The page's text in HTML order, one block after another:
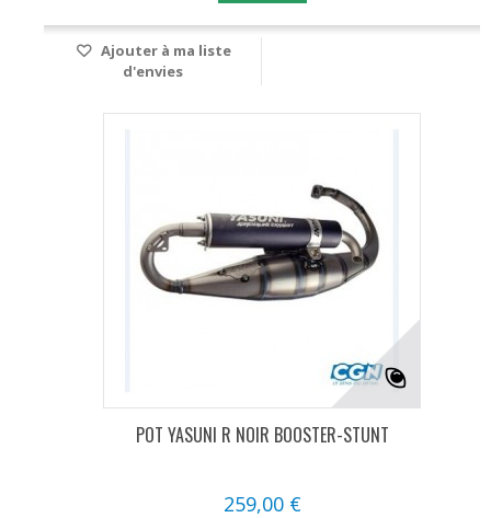
Ajouter à ma liste
d'envies
POT YASUNI R NOIR BOOSTER-STUNT
259,00 €